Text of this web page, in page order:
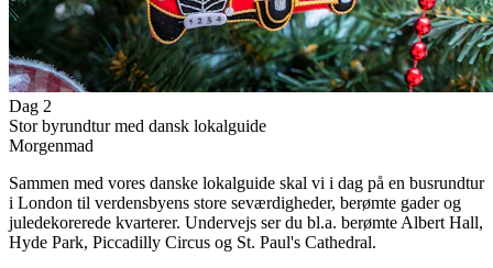
Dag 2
Stor byrundtur med dansk lokalguide
Morgenmad
Sammen med vores danske lokalguide skal vi i dag på en busrundtur
i London til verdensbyens store seværdigheder, berømte gader og
juledekorerede kvarterer. Undervejs ser du bl.a. berømte Albert Hall,
Hyde Park, Piccadilly Circus og St. Paul's Cathedral.